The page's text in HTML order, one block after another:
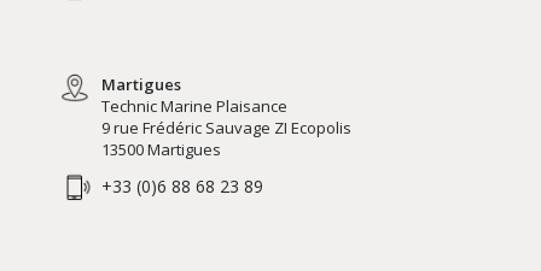
Martigues
Technic Marine Plaisance
9 rue Frédéric Sauvage ZI Ecopolis
13500 Martigues
+33 (0)6 88 68 23 89